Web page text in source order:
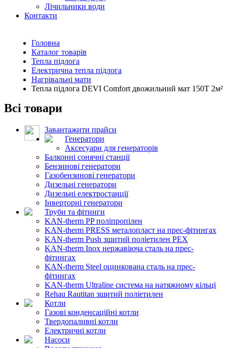
Лічильники води
Контакти
Головна
Каталог товарів
Тепла підлога
Електрична тепла підлога
Нагрівальні мати
Тепла підлога DEVI Comfort двожильний мат 150T 2м²
Всі товари
Завантажити прайси
Генератори
Аксесуари для генераторів
Балконні сонячні станції
Бензинові генератори
Газобензинові генератори
Дизельні генератори
Дизельні електростанції
Інверторні генератори
Труби та фітинги
KAN-therm PP поліпропілен
KAN-therm PRESS металопласт на прес-фітингах
KAN-therm Push зшитий поліетилен PEX
KAN-therm Inox нержавіюча сталь на прес-
фітингах
KAN-therm Steel оцинкована сталь на прес-
фітингах
KAN-therm Ultraline система на натяжному кільці
Rehau Rautitan зшитий поліетилен
Котли
Газові конденсаційні котли
Твердопаливні котли
Електричні котли
Насоси